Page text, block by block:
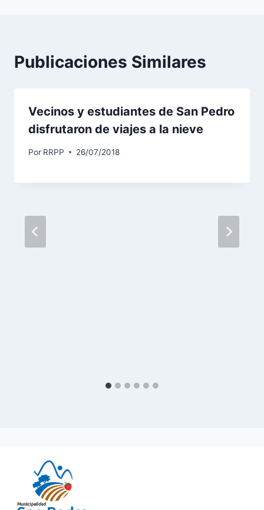
Publicaciones Similares
Vecinos y estudiantes de San Pedro
disfrutaron de viajes a la nieve
Por RRPP 26/07/2018